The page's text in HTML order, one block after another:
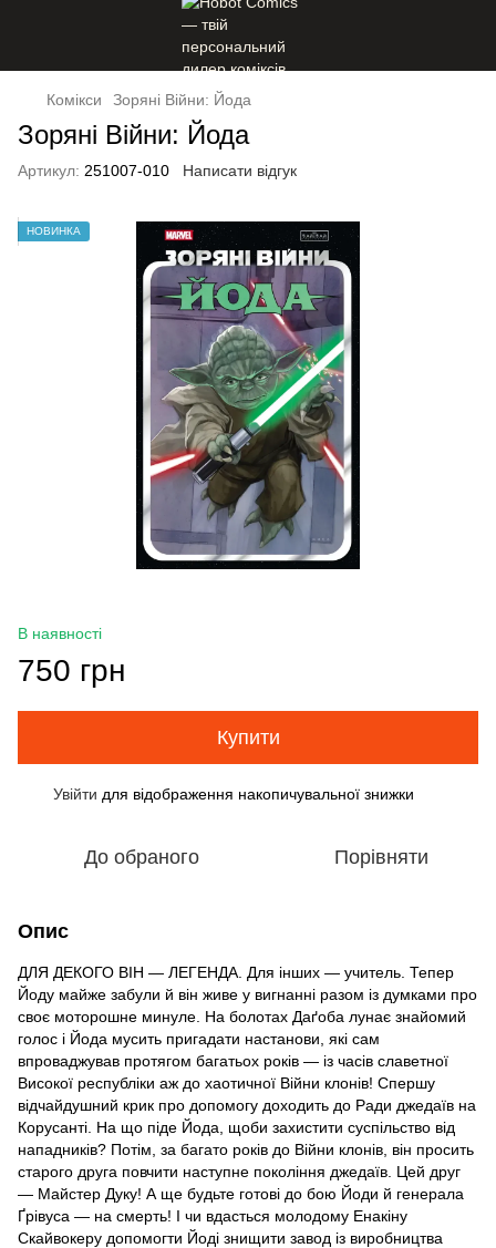
Комікси Зоряні Війни: Йода
Зоряні Війни: Йода
Артикул: 251007-010 Написати відгук
НОВИНКА
В наявності
750 грн
Купити
Увійти для відображення накопичувальної знижки
До обраного Порівняти
Опис
ДЛЯ ДЕКОГО ВІН — ЛЕГЕНДА. Для інших — учитель. Тепер
Йоду майже забули й він живе у вигнанні разом із думками про
своє моторошне минуле. На болотах Даґоба лунає знайомий
голос і Йода мусить пригадати настанови, які сам
впроваджував протягом багатьох років — із часів славетної
Високої республіки аж до хаотичної Війни клонів! Спершу
відчайдушний крик про допомогу доходить до Ради джедаїв на
Корусанті. На що піде Йода, щоби захистити суспільство від
нападників? Потім, за багато років до Війни клонів, він просить
старого друга повчити наступне покоління джедаїв. Цей друг
— Майстер Дуку! А ще будьте готові до бою Йоди й генерала
Ґрівуса — на смерть! І чи вдасться молодому Енакіну
Скайвокеру допомогти Йоді знищити завод із виробництва